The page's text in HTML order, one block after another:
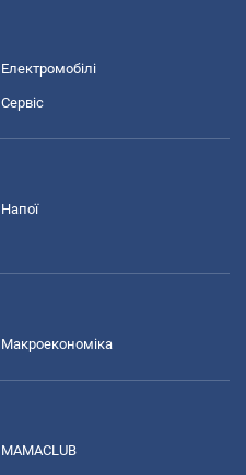
Електромобілі
Сервіс
Напої
Макроекономіка
MAMACLUB